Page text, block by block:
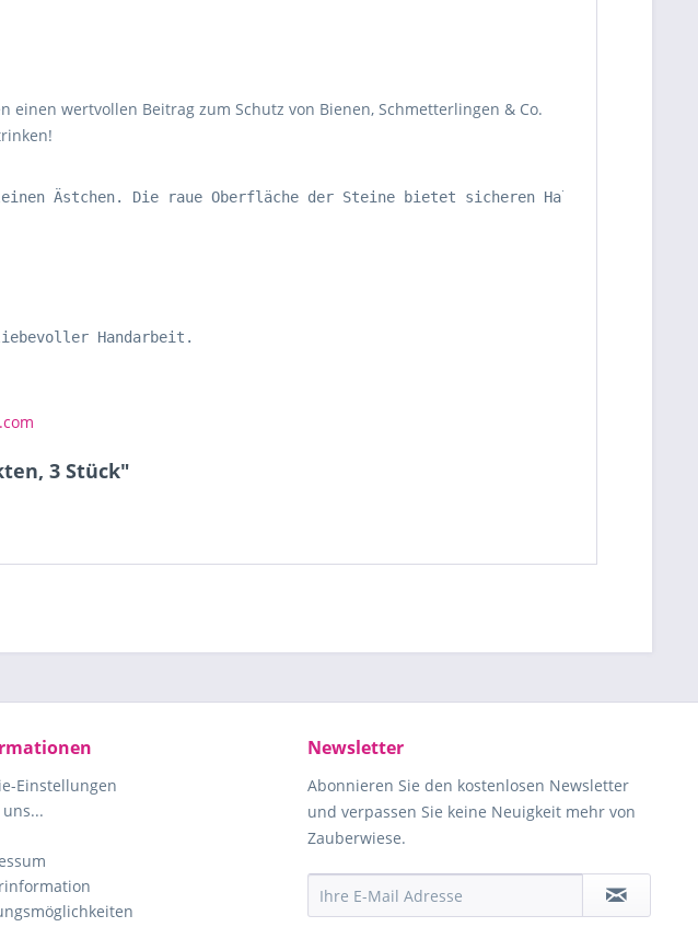
wertvollen Beitrag zum Schutz von Bienen, Schmetterlingen & Co.
Ästchen. Die raue Oberfläche der Steine bietet sicheren Halt für die
Handarbeit.
3 Stück"
Einstellungen
Newsletter
Abonnieren Sie den kostenlosen Newsletter
und verpassen Sie keine Neuigkeit mehr von
Zauberwiese.